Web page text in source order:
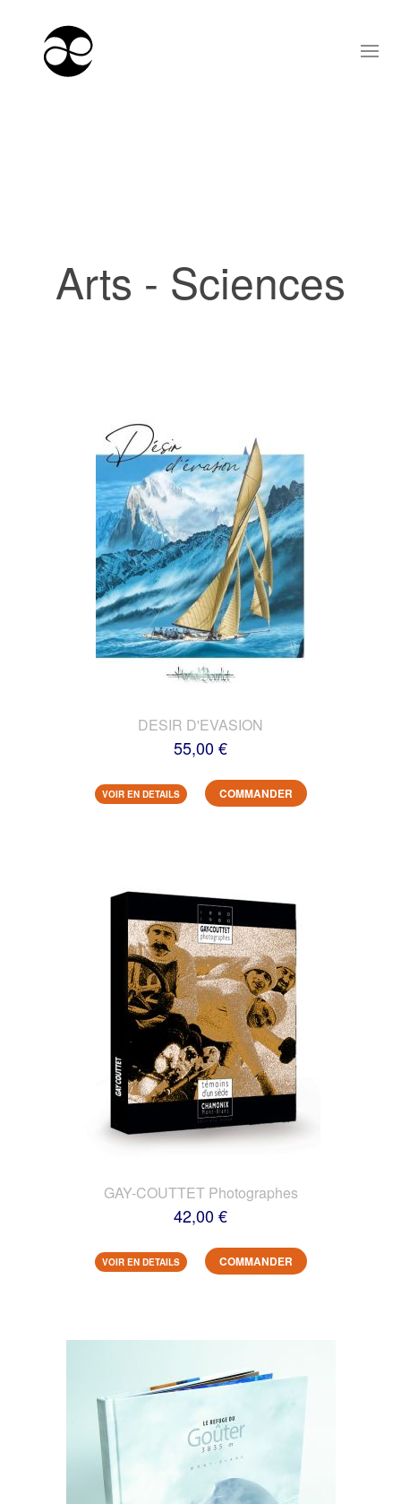
Arts - Sciences
DESIR D'EVASION
55,00 €
VOIR EN DETAILS COMMANDER
GAY-COUTTET Photographes
42,00 €
VOIR EN DETAILS COMMANDER